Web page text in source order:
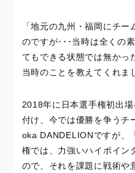
「地元の九州・福岡にチ
のですが･･･当時は全くの
てもできる状態では無かっ
当時のことを教えてくれま
2018年に日本選手権初出
付け、今では優勝を争うチ
oka DANDELIONですが、
権では、力強いハイポイン
ので、それを課題に戦術や